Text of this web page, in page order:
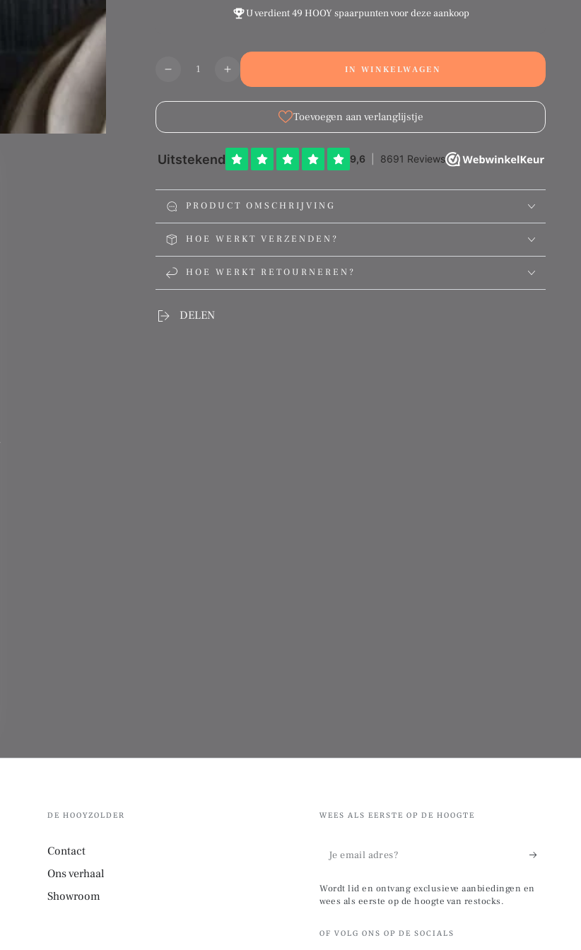
U verdient49 HOOY spaarpuntenvoor deze aankoop
Aantal
Translation
nl.products.product.quantity.decrease
Translation
missing:
nl.products.product.quantity.increase
IN WINKELWAGEN
Toevoegen aan verlanglijstje
PRODUCT OMSCHRIJVING
HOE WERKT VERZENDEN?
HOE WERKT RETOURNEREN?
DELEN
DE HOOYZOLDER
Contact
Ons verhaal
Showroom
WEES ALS EERSTE OP DE HOOGTE
adres?
Wordt lid en ontvang exclusieve aanbiedingen en
wees als eerste op de hoogte van restocks.
OF VOLG ONS OP DE SOCIALS